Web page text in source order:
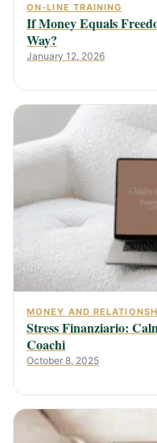
ON-LINE TRAINING
If Money Equals
Way?
January 12, 2026
MONEY AND
Stress Finanziario:
Coachi
October 8, 2025